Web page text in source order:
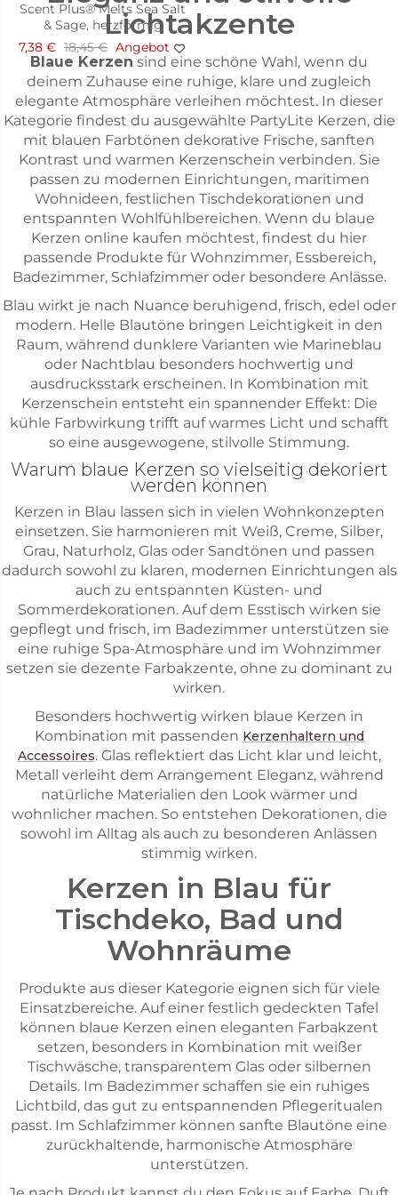
Scent Plus® Melts Sea Salt
& Sage, herzförmig
7,38 € 18,45 € Angebot
Lichtakzente
Blaue Kerzen sind eine schöne Wahl, wenn du
deinem Zuhause eine ruhige, klare und zugleich
elegante Atmosphäre verleihen möchtest. In dieser
Kategorie findest du ausgewählte PartyLite Kerzen, die
mit blauen Farbtönen dekorative Frische, sanften
Kontrast und warmen Kerzenschein verbinden. Sie
passen zu modernen Einrichtungen, maritimen
Wohnideen, festlichen Tischdekorationen und
entspannten Wohlfühlbereichen. Wenn du blaue
Kerzen online kaufen möchtest, findest du hier
passende Produkte für Wohnzimmer, Essbereich,
Badezimmer, Schlafzimmer oder besondere Anlässe.
Blau wirkt je nach Nuance beruhigend, frisch, edel oder
modern. Helle Blautöne bringen Leichtigkeit in den
Raum, während dunklere Varianten wie Marineblau
oder Nachtblau besonders hochwertig und
ausdrucksstark erscheinen. In Kombination mit
Kerzenschein entsteht ein spannender Effekt: Die
kühle Farbwirkung trifft auf warmes Licht und schafft
so eine ausgewogene, stilvolle Stimmung.
Warum blaue Kerzen so vielseitig dekoriert
werden können
Kerzen in Blau lassen sich in vielen Wohnkonzepten
einsetzen. Sie harmonieren mit Weiß, Creme, Silber,
Grau, Naturholz, Glas oder Sandtönen und passen
dadurch sowohl zu klaren, modernen Einrichtungen als
auch zu entspannten Küsten- und
Sommerdekorationen. Auf dem Esstisch wirken sie
gepflegt und frisch, im Badezimmer unterstützen sie
eine ruhige Spa-Atmosphäre und im Wohnzimmer
setzen sie dezente Farbakzente, ohne zu dominant zu
wirken.
Besonders hochwertig wirken blaue Kerzen in
Kombination mit passenden Kerzenhaltern und
Accessoires. Glas reflektiert das Licht klar und leicht,
Metall verleiht dem Arrangement Eleganz, während
natürliche Materialien den Look wärmer und
wohnlicher machen. So entstehen Dekorationen, die
sowohl im Alltag als auch zu besonderen Anlässen
stimmig wirken.
Kerzen in Blau für
Tischdeko, Bad und
Wohnräume
Produkte aus dieser Kategorie eignen sich für viele
Einsatzbereiche. Auf einer festlich gedeckten Tafel
können blaue Kerzen einen eleganten Farbakzent
setzen, besonders in Kombination mit weißer
Tischwäsche, transparentem Glas oder silbernen
Details. Im Badezimmer schaffen sie ein ruhiges
Lichtbild, das gut zu entspannenden Pflegeritualen
passt. Im Schlafzimmer können sanfte Blautöne eine
zurückhaltende, harmonische Atmosphäre
unterstützen.